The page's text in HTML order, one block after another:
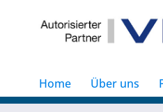
Home Über uns